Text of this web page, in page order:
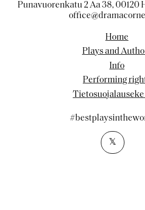
Punavuorenkatu 2 Aa 38, 00120
Home
Plays and
Info
Performing
Tietosuojalauseke
𝕏